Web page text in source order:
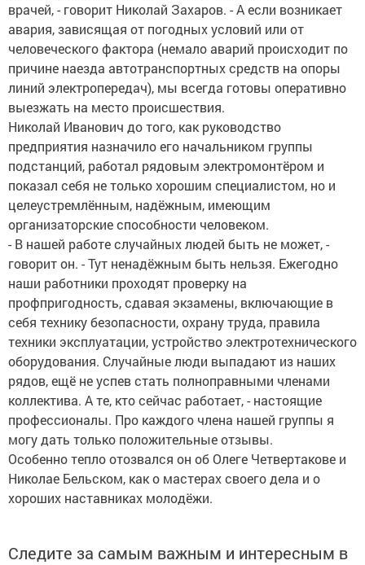
врачей, - говорит Николай Захаров. - А если возникает
авария, зависящая от погодных условий или от
человеческого фактора (немало аварий происходит по
причине наезда автотранспортных средств на опоры
линий электропередач), мы всегда готовы оперативно
выезжать на место происшествия.
Николай Иванович до того, как руководство
предприятия назначило его начальником группы
подстанций, работал рядовым электромонтёром и
показал себя не только хорошим специалистом, но и
целеустремлённым, надёжным, имеющим
организаторские способности человеком.
- В нашей работе случайных людей быть не может, -
говорит он. - Тут ненадёжным быть нельзя. Ежегодно
наши работники проходят проверку на
профпригодность, сдавая экзамены, включающие в
себя технику безопасности, охрану труда, правила
техники эксплуатации, устройство электротехнического
оборудования. Случайные люди выпадают из наших
рядов, ещё не успев стать полноправными членами
коллектива. А те, кто сейчас работает, - настоящие
профессионалы. Про каждого члена нашей группы я
могу дать только положительные отзывы.
Особенно тепло отозвался он об Олеге Четвертакове и
Николае Бельском, как о мастерах своего дела и о
хороших наставниках молодёжи.
Следите за самым важным и интересным в